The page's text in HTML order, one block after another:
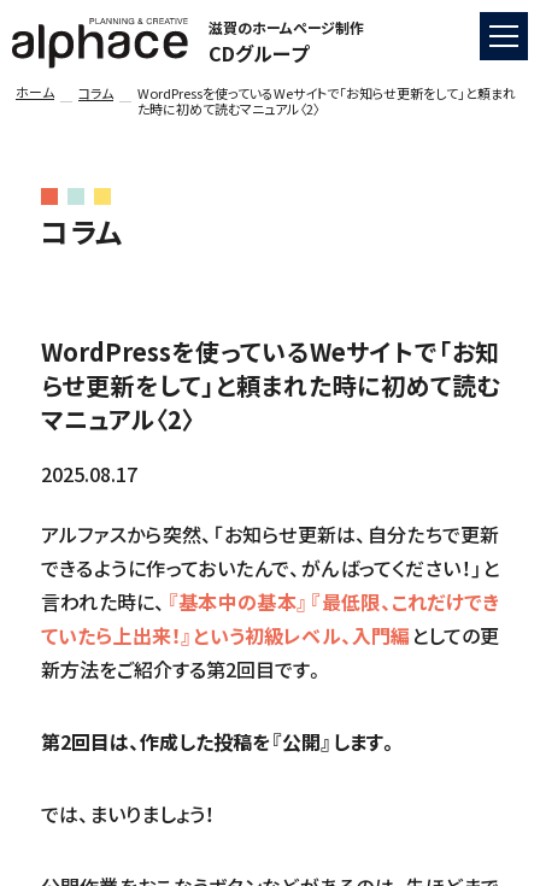
滋賀のホームページ制作
CDグループ
コラム
ホーム コラム
WordPressを使っているWeサイトで「お知らせ更新をして」と頼まれ
た時に初めて読むマニュアル〈2〉
WordPressを使っているWeサイトで「お知
らせ更新をして」と頼まれた時に初めて読む
マニュアル〈2〉
2025.08.17
アルファスから突然、「お知らせ更新は、自分たちで更新
できるように作っておいたんで、がんばってください！」と
言われた時に、 『基本中の基本』『最低限、これだけでき
ていたら上出来！』という初級レベル、入門編 としての更
新方法をご紹介する第2回目です。
第2回目は、作成した投稿を『公開』します。
では、まいりましょう！